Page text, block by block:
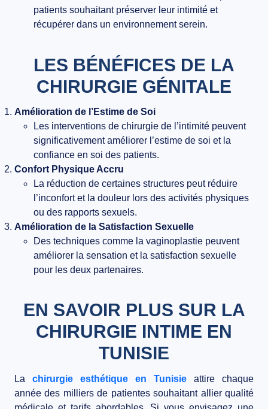
patients souhaitant préserver leur intimité et
récupérer dans un environnement serein.
LES BÉNÉFICES DE LA
CHIRURGIE GÉNITALE
Amélioration de l’Estime de Soi
Les interventions de chirurgie de l’intimité peuvent
significativement améliorer l’estime de soi et la
confiance en soi des patients.
Confort Physique Accru
La réduction de certaines structures peut réduire
l’inconfort et la douleur lors des activités physiques
ou des rapports sexuels.
Amélioration de la Satisfaction Sexuelle
Des techniques comme la vaginoplastie peuvent
améliorer la sensation et la satisfaction sexuelle
pour les deux partenaires.
EN SAVOIR PLUS SUR LA
CHIRURGIE INTIME EN
TUNISIE
La chirurgie esthétique en Tunisie attire chaque
année des milliers de patientes souhaitant allier qualité